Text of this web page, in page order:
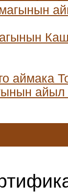
аймака
айыл